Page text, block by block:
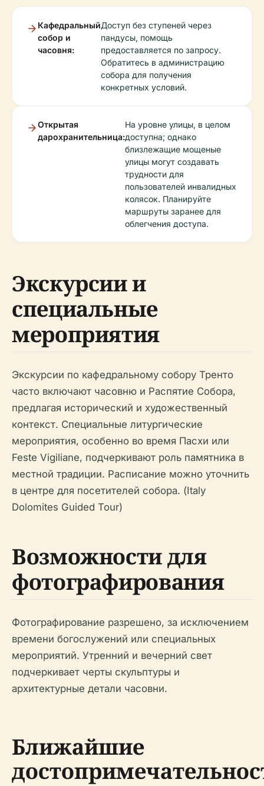
Кафедральный
собор и
часовня:
Доступ без ступеней через
пандусы, помощь
предоставляется по запросу.
Обратитесь в администрацию
собора для получения
конкретных условий.
Открытая
дарохранительница:
На уровне улицы, в целом
доступна; однако
близлежащие мощеные
улицы могут создавать
трудности для
пользователей инвалидных
колясок. Планируйте
маршруты заранее для
облегчения доступа.
Экскурсии и
специальные
мероприятия
Экскурсии по кафедральному собору Тренто
часто включают часовню и Распятие Собора,
предлагая исторический и художественный
контекст. Специальные литургические
мероприятия, особенно во время Пасхи или
Feste Vigiliane, подчеркивают роль памятника в
местной традиции. Расписание можно уточнить
в центре для посетителей собора. (Italy
Dolomites Guided Tour)
Возможности для
фотографирования
Фотографирование разрешено, за исключением
времени богослужений или специальных
мероприятий. Утренний и вечерний свет
подчеркивает черты скульптуры и
архитектурные детали часовни.
Ближайшие